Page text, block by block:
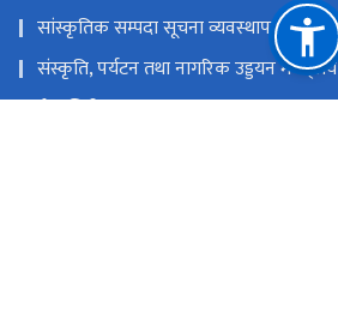
सांस्कृतिक सम्पदा सूचना व्यवस्थापन प्रणाली
संस्कृति, पर्यटन तथा नागरिक उड्डयन मन्त्रा्लय
ई-हाजिरी